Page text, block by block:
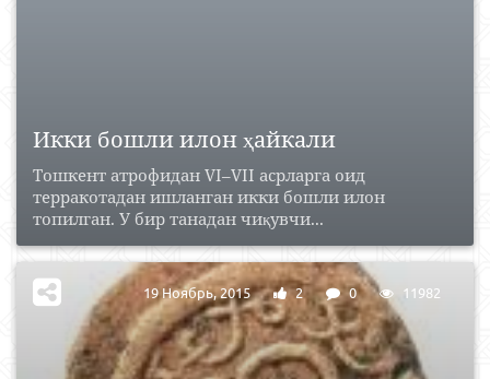
Икки бошли илон ҳайкали
Тошкент атрофидан VI–VII асрларга оид
терракотадан ишланган икки бошли илон
топилган. У бир танадан чиқувчи...
19 Ноябрь, 2015 2 0 11982